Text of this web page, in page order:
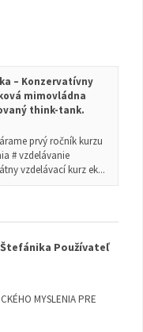
– Konzervatívny
mimovládna
think-tank.
prvý ročník kurzu
# vzdelávanie
vzdelávací kurz ek...
Používateľ
MYSLENIA PRE